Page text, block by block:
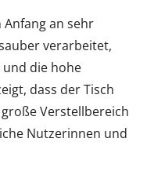
an sehr
verarbeitet,
die hohe
dass der Tisch
Verstellbereich
Nutzerinnen und